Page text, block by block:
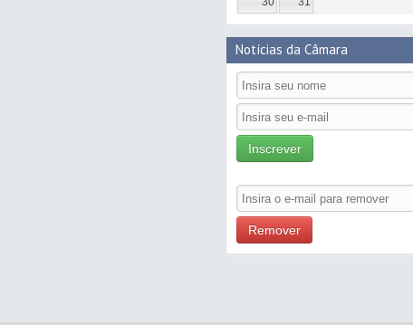
Notícias da Câmara
Inscrever
Remover